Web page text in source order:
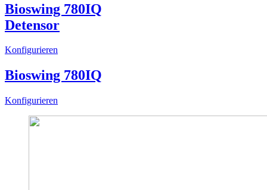
Bioswing 780IQ
Detensor
Konfigurieren
Bioswing 780IQ
Konfigurieren